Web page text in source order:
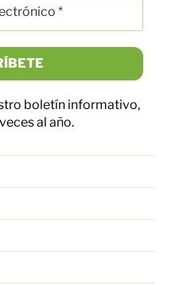
boletín informativo,
al año.